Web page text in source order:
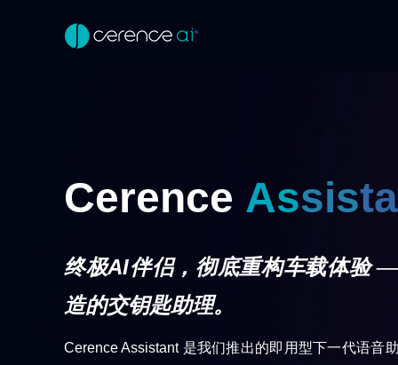
Cerence Assista
终极AI伴侣，彻底重构车载体验
造的交钥匙助理。
Cerence Assistant是我们推出的即用型下一代语音